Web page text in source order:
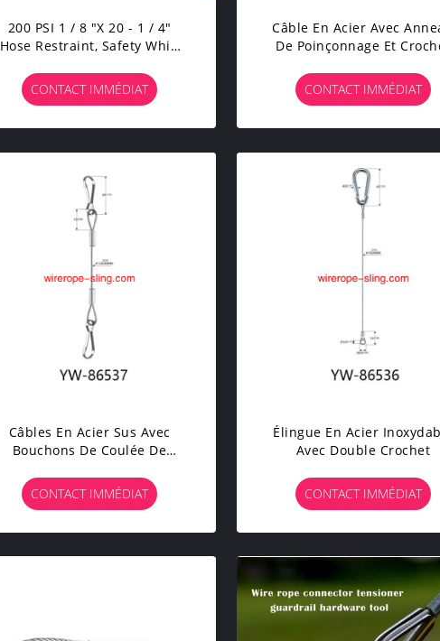
200 PSI 1 / 8 "x 20 - 1 / 4"
Hose Restraint, Safety Whip
Fittings Connection, Check,
Hydraulic (10 PCS)
CONTACT IMMÉDIAT
Câble En Acier Avec
De Poinçonnage Et
CONTACT IMMÉDIAT
Câbles En Acier Sus Avec
Bouchons De Coulée De
CONTACT IMMÉDIAT
Élingue En Acier
Avec Double Crochet
CONTACT IMMÉDIAT